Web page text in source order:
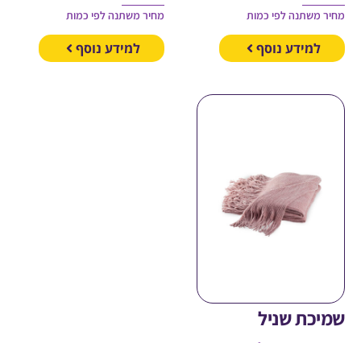
לפי כמות
נוסף
מחיר משתנה לפי כמות
למידע נוסף
שניל